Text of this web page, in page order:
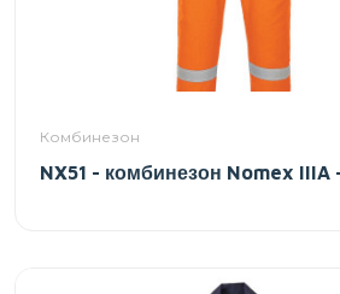
Комбинезон
NX51 - комбинезон Nomex IIIA